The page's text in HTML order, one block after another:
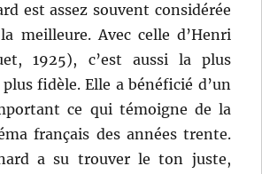
est assez souvent considérée
meilleure. Avec celle d’Henri
1925), c’est aussi la plus
fidèle. Elle a bénéficié d’un
ce qui témoigne de la
français des années trente.
a su trouver le ton juste,